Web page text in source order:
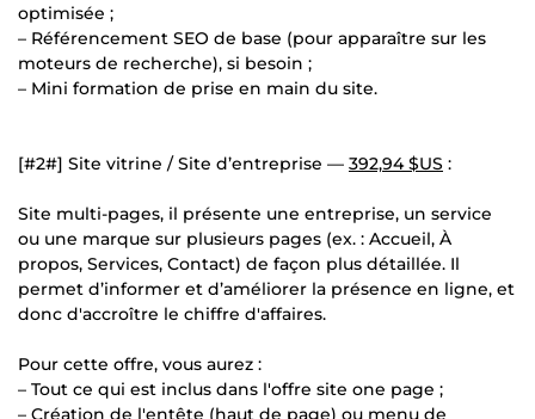
optimisée ;
– Référencement SEO de base (pour apparaître sur les
moteurs de recherche), si besoin ;
– Mini formation de prise en main du site.
[#2#] Site vitrine / Site d’entreprise — 392,94 $US :
Site multi-pages, il présente une entreprise, un service
ou une marque sur plusieurs pages (ex. : Accueil, À
propos, Services, Contact) de façon plus détaillée. Il
permet d’informer et d’améliorer la présence en ligne, et
donc d'accroître le chiffre d'affaires.
Pour cette offre, vous aurez :
– Tout ce qui est inclus dans l'offre site one page ;
– Création de l'entête (haut de page) ou menu de